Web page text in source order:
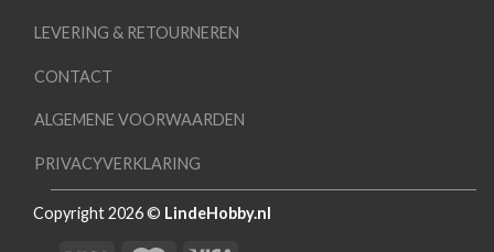
LEVERING & RETOURNEREN
CONTACT
ALGEMENE VOORWAARDEN
PRIVACYVERKLARING
Copyright 2026 © LindeHobby.nl